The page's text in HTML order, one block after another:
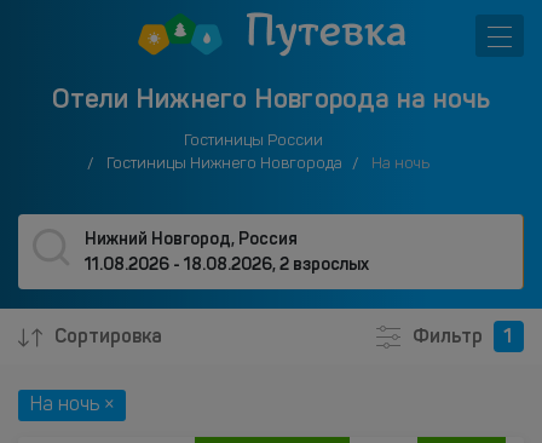
Отели Нижнего Новгорода на ночь
Гостиницы России
Гостиницы Нижнего Новгорода
На ночь
Нижний Новгород, Россия
11.08.2026 - 18.08.2026,2 взрослых
Сортировка Фильтр 1
На ночь ×